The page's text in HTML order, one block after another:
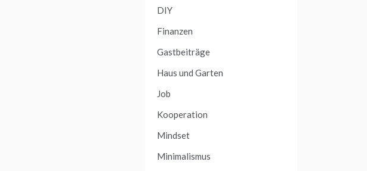
DIY
Finanzen
Gastbeiträge
Haus und Garten
Job
Kooperation
Mindset
Minimalismus